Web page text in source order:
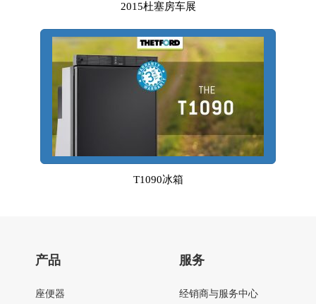
2015杜塞房车展
T1090冰箱
产品
座便器
服务
经销商与服务中心